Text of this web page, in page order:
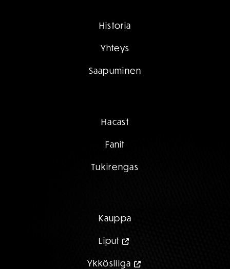
Historia
Yhteys
Saapuminen
Hacast
Fanit
Tukirengas
Kauppa
Liput
Ykkösliiga